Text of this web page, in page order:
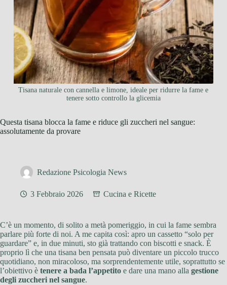
Tisana naturale con cannella e limone, ideale per ridurre la fame e
tenere sotto controllo la glicemia
Questa tisana blocca la fame e riduce gli zuccheri nel sangue:
assolutamente da provare
Redazione Psicologia News
3 Febbraio 2026 Cucina e Ricette
C’è un momento, di solito a metà pomeriggio, in cui la fame sembra
parlare più forte di noi. A me capita così: apro un cassetto “solo per
guardare” e, in due minuti, sto già trattando con biscotti e snack. È
proprio lì che una tisana ben pensata può diventare un piccolo trucco
quotidiano, non miracoloso, ma sorprendentemente utile, soprattutto se
l’obiettivo è tenere a bada l’appetito e dare una mano alla gestione
degli zuccheri nel sangue.